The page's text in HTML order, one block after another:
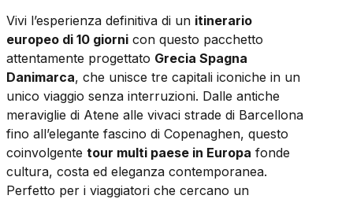
Vivi l’esperienza definitiva di un itinerario
europeo di 10 giorni con questo pacchetto
attentamente progettato Grecia Spagna
Danimarca, che unisce tre capitali iconiche in un
unico viaggio senza interruzioni. Dalle antiche
meraviglie di Atene alle vivaci strade di Barcellona
fino all’elegante fascino di Copenaghen, questo
coinvolgente tour multi paese in Europa fonde
cultura, costa ed eleganza contemporanea.
Perfetto per i viaggiatori che cercano un